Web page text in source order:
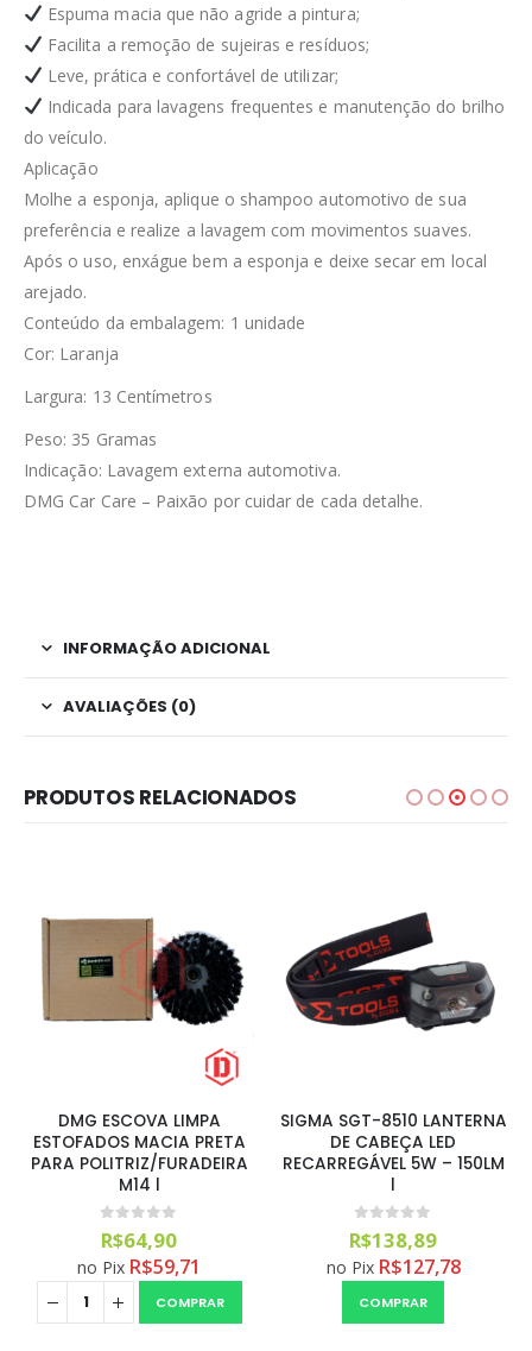
Espuma macia que não agride a pintura;
Facilita a remoção de sujeiras e resíduos;
Leve, prática e confortável de utilizar;
Indicada para lavagens frequentes e manutenção do brilho
do veículo.
Aplicação
Molhe a esponja, aplique o shampoo automotivo de sua
preferência e realize a lavagem com movimentos suaves.
Após o uso, enxágue bem a esponja e deixe secar em local
arejado.
Conteúdo da embalagem: 1 unidade
Cor: Laranja
Largura: 13 Centímetros
Peso: 35 Gramas
Indicação: Lavagem externa automotiva.
DMG Car Care – Paixão por cuidar de cada detalhe.
INFORMAÇÃO ADICIONAL
AVALIAÇÕES (0)
PRODUTOS RELACIONADOS
DMG ESCOVA LIMPA
ESTOFADOS MACIA PRETA
PARA POLITRIZ/FURADEIRA
M14 l
0 out of 5
R$64,90
no Pix R$59,71
COMPRAR
SIGMA SGT-8510 LANTERNA
DE CABEÇA LED
RECARREGÁVEL 5W – 150LM
l
0out of 5
R$138,89
no Pix R$127,78
COMPRAR